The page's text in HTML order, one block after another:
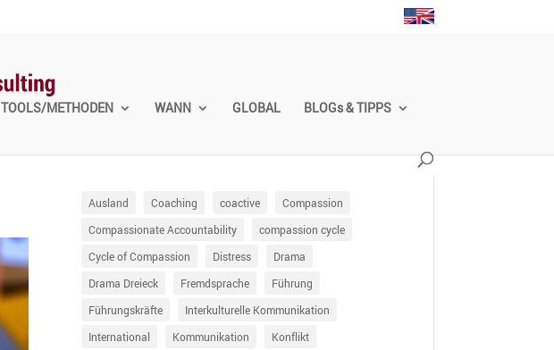
TOOLS/METHODEN WANN GLOBAL BLOGs & TIPPS
Ausland Coaching coactive
Compassion
Compassionate Accountability
compassion cycle
Cycle of Compassion
Distress
Drama
Drama Dreieck
Fremdsprache
Führung
Führungskräfte
Interkulturelle Kommunikation
International
Kommunikation
Konflikt